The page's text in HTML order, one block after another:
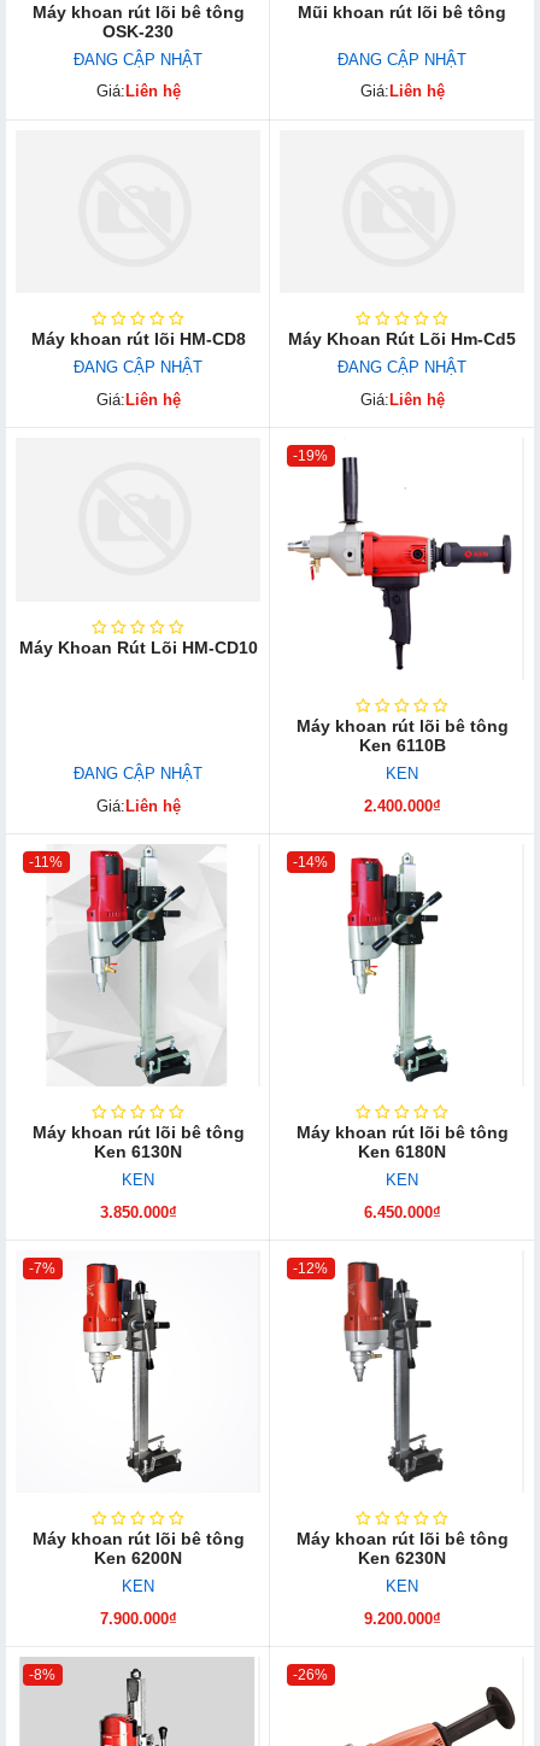
Máy khoan rút lõi bê tông
OSK-230
ĐANG CẬP NHẬT
Giá: Liên hệ
Mũi khoan rút lõi bê tông
ĐANG CẬP NHẬT
Giá: Liên hệ
Máy khoan rút lõi HM-CD8
ĐANG CẬP NHẬT
Giá:Liên hệ
Máy Khoan Rút Lõi Hm-Cd5
ĐANG CẬP NHẬT
Giá:Liên hệ
Máy Khoan Rút Lõi HM-CD10
ĐANG CẬP NHẬT
Giá:Liên hệ
-19%
Máy khoan rút lõi bê tông
Ken 6110B
KEN
2.400.000₫
-11%
Máy khoan rút lõi bê tông
Ken 6130N
KEN
3.850.000₫
-14%
Máy khoan rút lõi bê tông
Ken 6180N
KEN
6.450.000₫
-7%
Máy khoan rút lõi bê tông
Ken 6200N
KEN
7.900.000₫
-12%
Máy khoan rút lõi bê tông
Ken 6230N
KEN
9.200.000₫
-8% -26%